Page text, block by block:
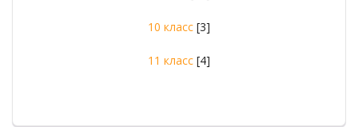
10 класс [3]
11 класс [4]